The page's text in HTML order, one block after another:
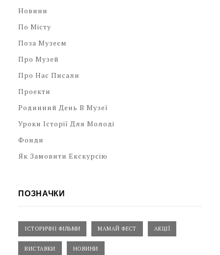
Новини
По Місту
Поза Музеєм
Про Музей
Про Нас Писали
Проекти
Родинний День В Музеї
Уроки Історії Для Молоді
Фонди
Як Замовити Екскурсію
ПОЗНАЧКИ
ІСТОРИЧНІ ФІЛЬМИ МАМАЙ ФЕСТ АКЦІЇ
ВИСТАВКИ НОВИНИ